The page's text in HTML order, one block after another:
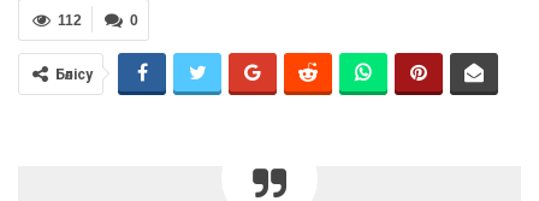
0
112
Бөлісу